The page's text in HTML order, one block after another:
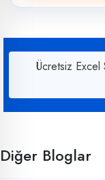
Ücretsiz Excel
Diğer Bloglar